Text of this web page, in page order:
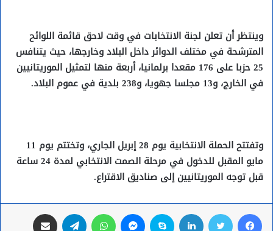
وينتظر أن تعلن لجنة الانتخابات في وقت لاحق قائمة اللوائح
المترشحة في مختلف الدوائر داخل البلاد وخارجها، حيث يتنافس
25 حزبا على 176 مقعدا برلمانيا، أربعة منها لتمثيل الموريتانيين
في الخارج، و13 مجلسا جهويا، و238 بلدية في عموم البلاد.
وتفتتح الحملة الانتخابية يوم 28 إبريل الجاري، وتختتم يوم 11
مايو المقبل للدخول في مرحلة الصمت الانتخابي لمدة 24 ساعة
قبل توجه الموريتانيين إلى صناديق الاقتراع.
فيسبوك تويتر لينكدإن سكايب ماسنجر واتساب تيلقرام